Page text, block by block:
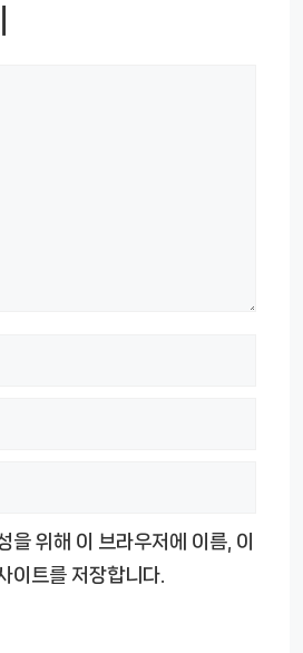
을 위해 이 브라우저에 이름, 이
이트를 저장합니다.